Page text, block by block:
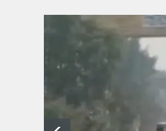
پسند کی شادیوں کا بڑھتا ہوا رجحان اور راولپنڈی
کی یوسیز میں اندارج پر پابندی ایک نیا تنازعہ
October 14, 2025